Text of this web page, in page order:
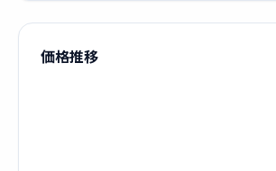
価格推移